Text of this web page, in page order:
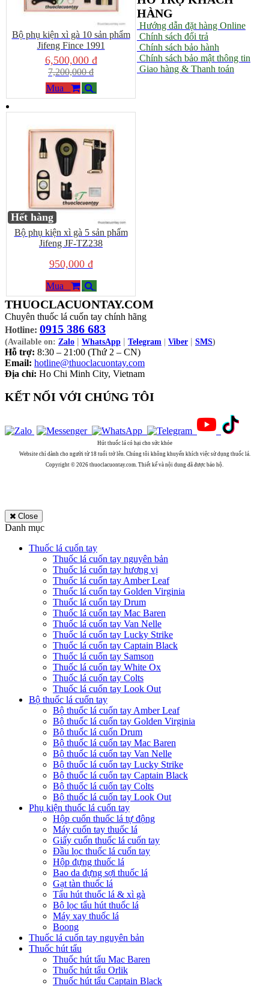
Bộ phụ kiện xì gà 10 sản phẩm
Jifeng Fince 1991
6,500,000 đ
7,200,000 đ
Mua
Hết hàng
Bộ phụ kiện xì gà 5 sản phẩm
Jifeng JF-TZ238
950,000 đ
Mua
HÀNG
Hướng dẫn đặt hàng Online
Chính sách đổi trả
Chính sách bảo hành
Chính sách bảo mật thông tin
Giao hàng & Thanh toán
THUOCLACUONTAY.COM
Chuyên thuốc lá cuốn tay chính hãng
Hotline: 0915 386 683
(Available on: Zalo | WhatsApp | Telegram Viber | SMS)
Hỗ trợ: 8:30 – 21:00 (Thứ 2 – CN)
Email: hotline@thuoclacuontay.com
Địa chỉ: Ho Chi Minh City, Vietnam
KẾT NỐI VỚI CHÚNG TÔI
Hút thuốc lá có hại cho sức khỏe
Website chỉ dành cho người từ 18 tuổi trở lên. Chúng tôi không khuyến khích việc sử dụng thuốc lá.
Copyright © 2026 thuoclacuontay.com. Thiết kế và nội dung đã được bảo hộ.
Close
Danh mục
Thuốc lá cuốn tay
Thuốc lá cuốn tay nguyên bản
Thuốc lá cuốn tay hương vị
Thuốc lá cuốn tay Amber Leaf
Thuốc lá cuốn tay Golden Virginia
Thuốc lá cuốn tay Drum
Thuốc lá cuốn tay Mac Baren
Thuốc lá cuốn tay Van Nelle
Thuốc lá cuốn tay Lucky Strike
Thuốc lá cuốn tay Captain Black
Thuốc lá cuốn tay Samson
Thuốc lá cuốn tay White Ox
Thuốc lá cuốn tay Colts
Thuốc lá cuốn tay Look Out
Bộ thuốc lá cuốn tay
Bộ thuốc lá cuốn tay Amber Leaf
Bộ thuốc lá cuốn tay Golden Virginia
Bộ thuốc lá cuốn Drum
Bộ thuốc lá cuốn tay Mac Baren
Bộ thuốc lá cuốn tay Van Nelle
Bộ thuốc lá cuốn tay Lucky Strike
Bộ thuốc lá cuốn tay Captain Black
Bộ thuốc lá cuốn tay Colts
Bộ thuốc lá cuốn tay Look Out
Phụ kiện thuốc lá cuốn tay
Hộp cuốn thuốc lá tự động
Máy cuốn tay thuốc lá
Giấy cuốn thuốc lá cuốn tay
Đầu lọc thuốc lá cuốn tay
Hộp đựng thuốc lá
Bao da đựng sợi thuốc lá
Gạt tàn thuốc lá
Tẩu hút thuốc lá & xì gà
Bộ lọc tẩu hút thuốc lá
Máy xay thuốc lá
Boong
Thuốc lá cuốn tay nguyên bản
Thuốc hút tẩu
Thuốc hút tẩu Mac Baren
Thuốc hút tẩu Orlik
Thuốc hút tẩu Captain Black